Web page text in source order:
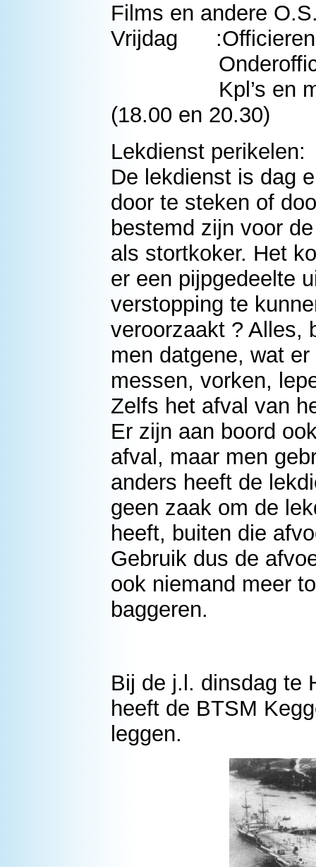
Films en andere
Vrijdag
Onderofficieren
Kpl’s en
(18.00 en 20.30)
Lekdienst perikelen:
De lekdienst is dag
door te steken of
bestemd zijn voor
als stortkoker. Het
er een pijpgedeelte
verstopping te
veroorzaakt ? Alles,
men datgene, wat
messen, vorken,
Zelfs het afval van
Er zijn aan boord
afval, maar men
anders heeft de
geen zaak om de
heeft, buiten die
Gebruik dus de
ook niemand meer
baggeren.
Bij de j.l. dinsdag te
heeft de BTSM
leggen.